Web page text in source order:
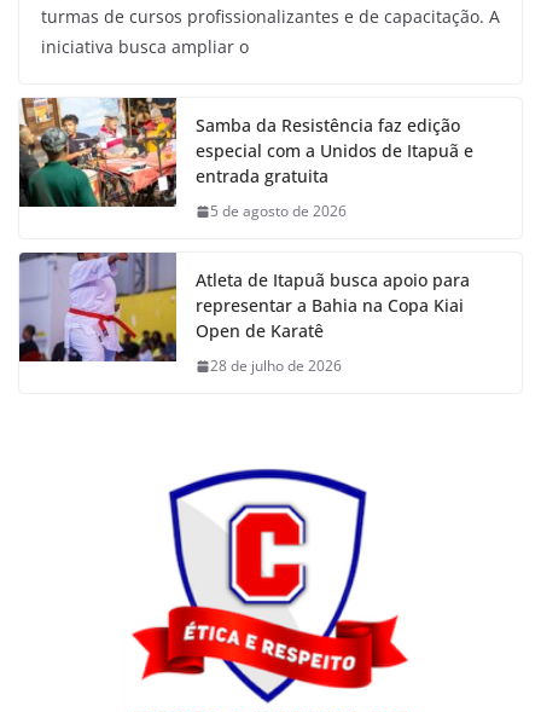
turmas de cursos profissionalizantes e de capacitação. A
iniciativa busca ampliar o
Samba da Resistência faz edição
especial com a Unidos de Itapuã e
entrada gratuita
5 de agosto de 2026
Atleta de Itapuã busca apoio para
representar a Bahia na Copa Kiai
Open de Karatê
28 de julho de 2026